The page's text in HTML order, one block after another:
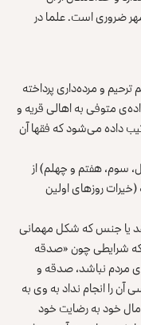
ضروری است. علما در
و مرده‌داری پرداخته
متوفی به اهالی قریه و
داده می‌شود که فقها آن
سوم، هفتم و چهلم) از
روزهای اولین
یا جنس که شکل مهمانی
شرایطی چون «صدقه
مردم نباشد، صدقه و
را انجام نداد به وی به
مال خود به رضایت خود